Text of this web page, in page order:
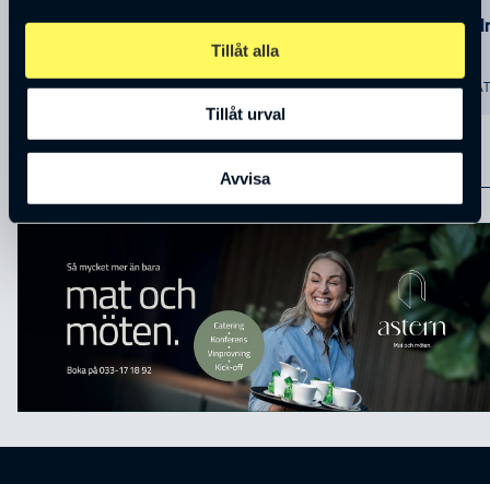
Tillåt alla
Tillåt urval
Avvisa
Annika Winsth
ASTERN MAT OCH MÖTEN
Sören
ASTERN
ANNONSER